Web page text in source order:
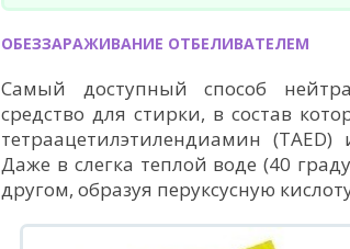
ОБЕЗЗАРАЖИВАНИЕ ОТБЕЛИВАТЕЛЕМ
Самый доступный способ
средство для стирки, в состав
тетраацетилэтилендиамин
Даже в слегка теплой воде (40
другом, образуя перуксусную